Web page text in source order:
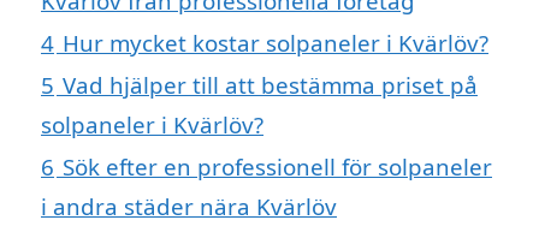
4 Hur mycket kostar solpaneler i Kvärlöv?
5 Vad hjälper till att bestämma priset på
solpaneler i Kvärlöv?
6 Sök efter en professionell för solpaneler
i andra städer nära Kvärlöv